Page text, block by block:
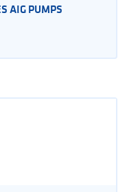
AIG PUMPS